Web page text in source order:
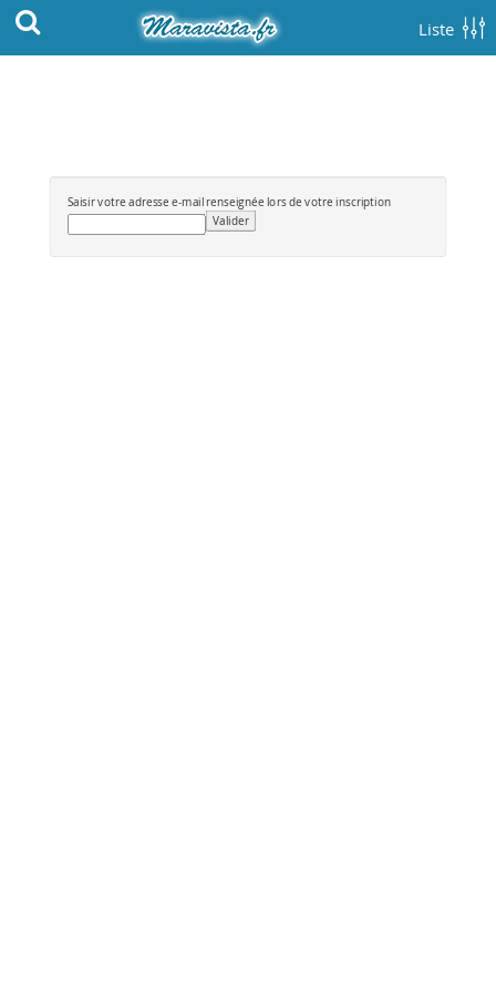
Liste
Saisir votre adresse e-mail renseignée lors de votre inscription